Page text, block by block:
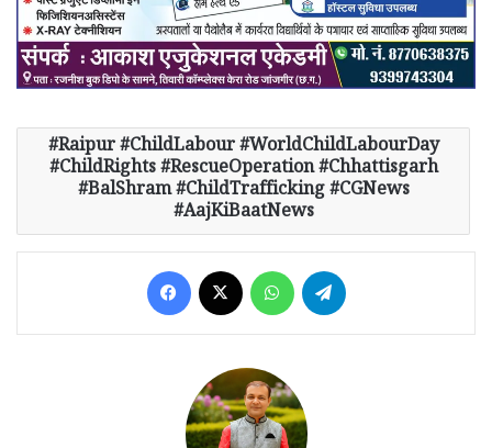
Raipur #ChildLabour #WorldChildLabourDay
#ChildRights #RescueOperation #Chhattisgarh
#BalShram #ChildTrafficking #CGNews
#AajKiBaatNews
Facebook WhatsApp